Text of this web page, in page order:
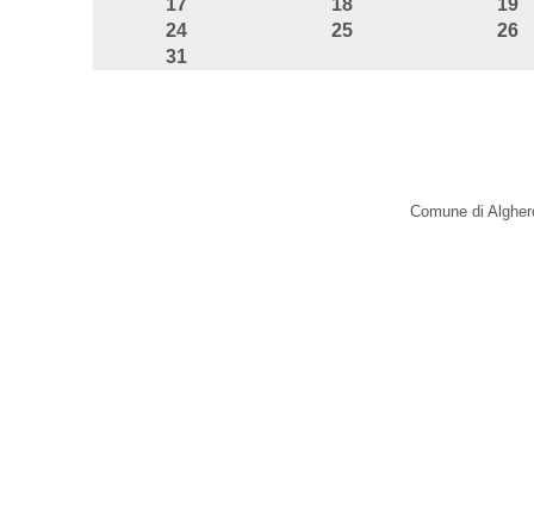
17
18
19
24
25
26
31
Comune di